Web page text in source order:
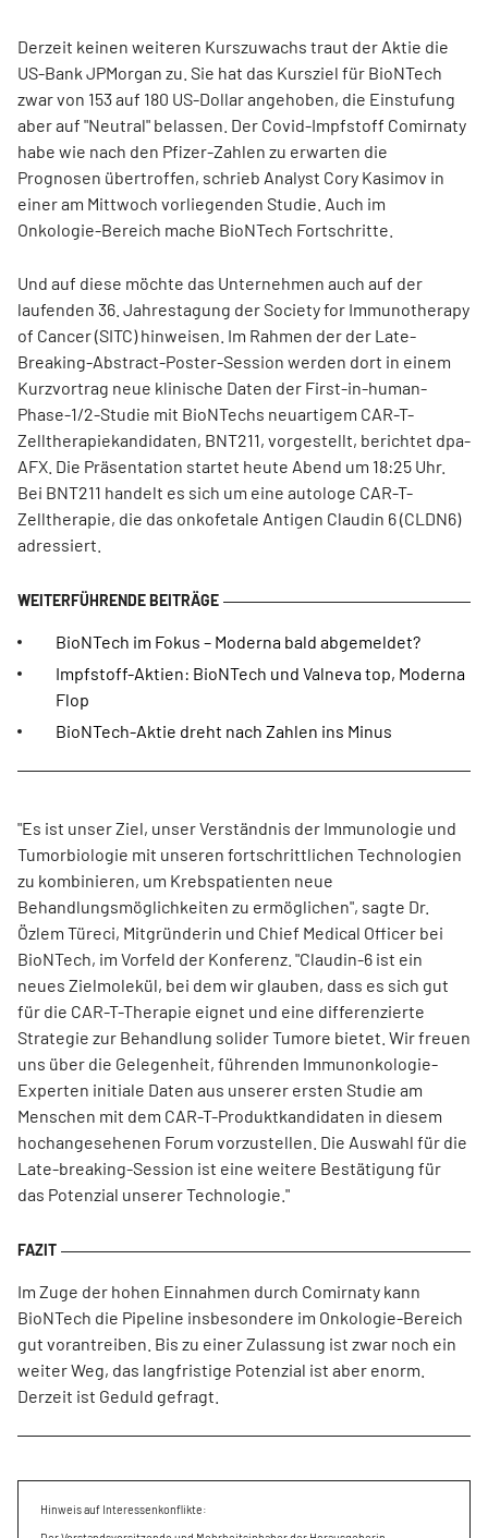
Derzeit keinen weiteren Kurszuwachs traut der Aktie die
US-Bank JPMorgan zu. Sie hat das Kursziel für BioNTech
zwar von 153 auf 180 US-Dollar angehoben, die Einstufung
aber auf "Neutral" belassen. Der Covid-Impfstoff Comirnaty
habe wie nach den Pfizer-Zahlen zu erwarten die
Prognosen übertroffen, schrieb Analyst Cory Kasimov in
einer am Mittwoch vorliegenden Studie. Auch im
Onkologie-Bereich mache BioNTech Fortschritte.
Und auf diese möchte das Unternehmen auch auf der
laufenden 36. Jahrestagung der Society for Immunotherapy
of Cancer (SITC) hinweisen. Im Rahmen der der Late-
Breaking-Abstract-Poster-Session werden dort in einem
Kurzvortrag neue klinische Daten der First-in-human-
Phase-1/2-Studie mit BioNTechs neuartigem CAR-T-
Zelltherapiekandidaten, BNT211, vorgestellt, berichtet dpa-
AFX. Die Präsentation startet heute Abend um 18:25 Uhr.
Bei BNT211 handelt es sich um eine autologe CAR-T-
Zelltherapie, die das onkofetale Antigen Claudin 6 (CLDN6)
adressiert.
BioNTech im Fokus – Moderna bald abgemeldet?
Impfstoff-Aktien: BioNTech und Valneva top, Moderna
Flop
BioNTech-Aktie dreht nach Zahlen ins Minus
"Es ist unser Ziel, unser Verständnis der Immunologie und
Tumorbiologie mit unseren fortschrittlichen Technologien
zu kombinieren, um Krebspatienten neue
Behandlungsmöglichkeiten zu ermöglichen", sagte Dr.
Özlem Türeci, Mitgründerin und Chief Medical Officer bei
BioNTech, im Vorfeld der Konferenz. "Claudin-6 ist ein
neues Zielmolekül, bei dem wir glauben, dass es sich gut
für die CAR-T-Therapie eignet und eine differenzierte
Strategie zur Behandlung solider Tumore bietet. Wir freuen
uns über die Gelegenheit, führenden Immunonkologie-
Experten initiale Daten aus unserer ersten Studie am
Menschen mit dem CAR-T-Produktkandidaten in diesem
hochangesehenen Forum vorzustellen. Die Auswahl für die
Late-breaking-Session ist eine weitere Bestätigung für
das Potenzial unserer Technologie."
Im Zuge der hohen Einnahmen durch Comirnaty kann
BioNTech die Pipeline insbesondere im Onkologie-Bereich
gut vorantreiben. Bis zu einer Zulassung ist zwar noch ein
weiter Weg, das langfristige Potenzial ist aber enorm.
Derzeit ist Geduld gefragt.
Hinweis auf Interessenkonflikte: